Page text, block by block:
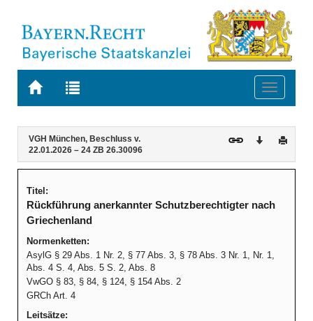
Zur
BAYERN.RECHT
Zur
letzten
Suche
Toggle
Navigation
Inhalt
VGH München, Beschluss v.
22.01.2026 – 24 ZB 26.30096
Download
Titel:
Rückführung anerkannter Schutzberechtigter nach
Griechenland
Normenketten:
AsylG § 29 Abs. 1 Nr. 2, § 77 Abs. 3, § 78 Abs. 3 Nr. 1, Nr. 1,
Abs. 4 S. 4, Abs. 5 S. 2, Abs. 8
VwGO § 83, § 84, § 124, § 154 Abs. 2
GRCh Art. 4
Leitsätze: